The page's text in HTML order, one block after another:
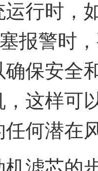
行时，
报警时
保安全
这样可
何潜在